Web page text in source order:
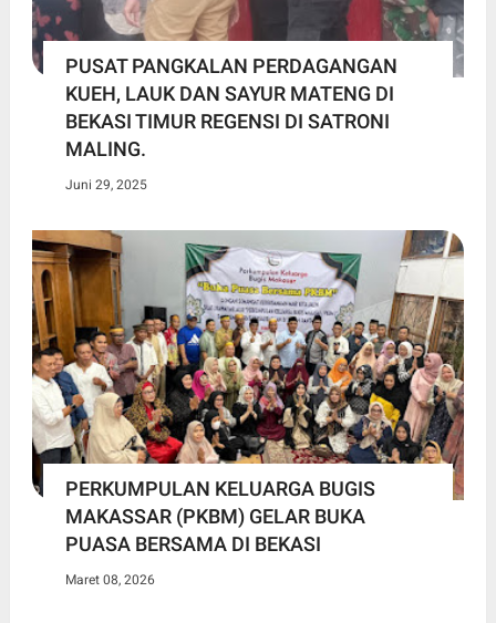
PUSAT PANGKALAN PERDAGANGAN
KUEH, LAUK DAN SAYUR MATENG DI
BEKASI TIMUR REGENSI DI SATRONI
MALING.
Juni 29, 2025
PERKUMPULAN KELUARGA BUGIS
MAKASSAR (PKBM) GELAR BUKA
PUASA BERSAMA DI BEKASI
Maret 08, 2026